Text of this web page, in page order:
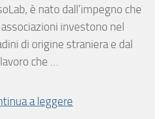
è nato dall’impegno che
investono nel
di origine straniera e dal
lavoro che …
a leggere